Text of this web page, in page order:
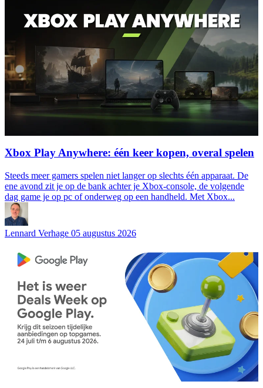
Xbox Play Anywhere: één keer kopen, overal spelen
Steeds meer gamers spelen niet langer op slechts één apparaat. De
ene avond zit je op de bank achter je Xbox-console, de volgende
dag game je op pc of onderweg op een handheld. Met Xbox...
Lennard Verhage 05 augustus 2026